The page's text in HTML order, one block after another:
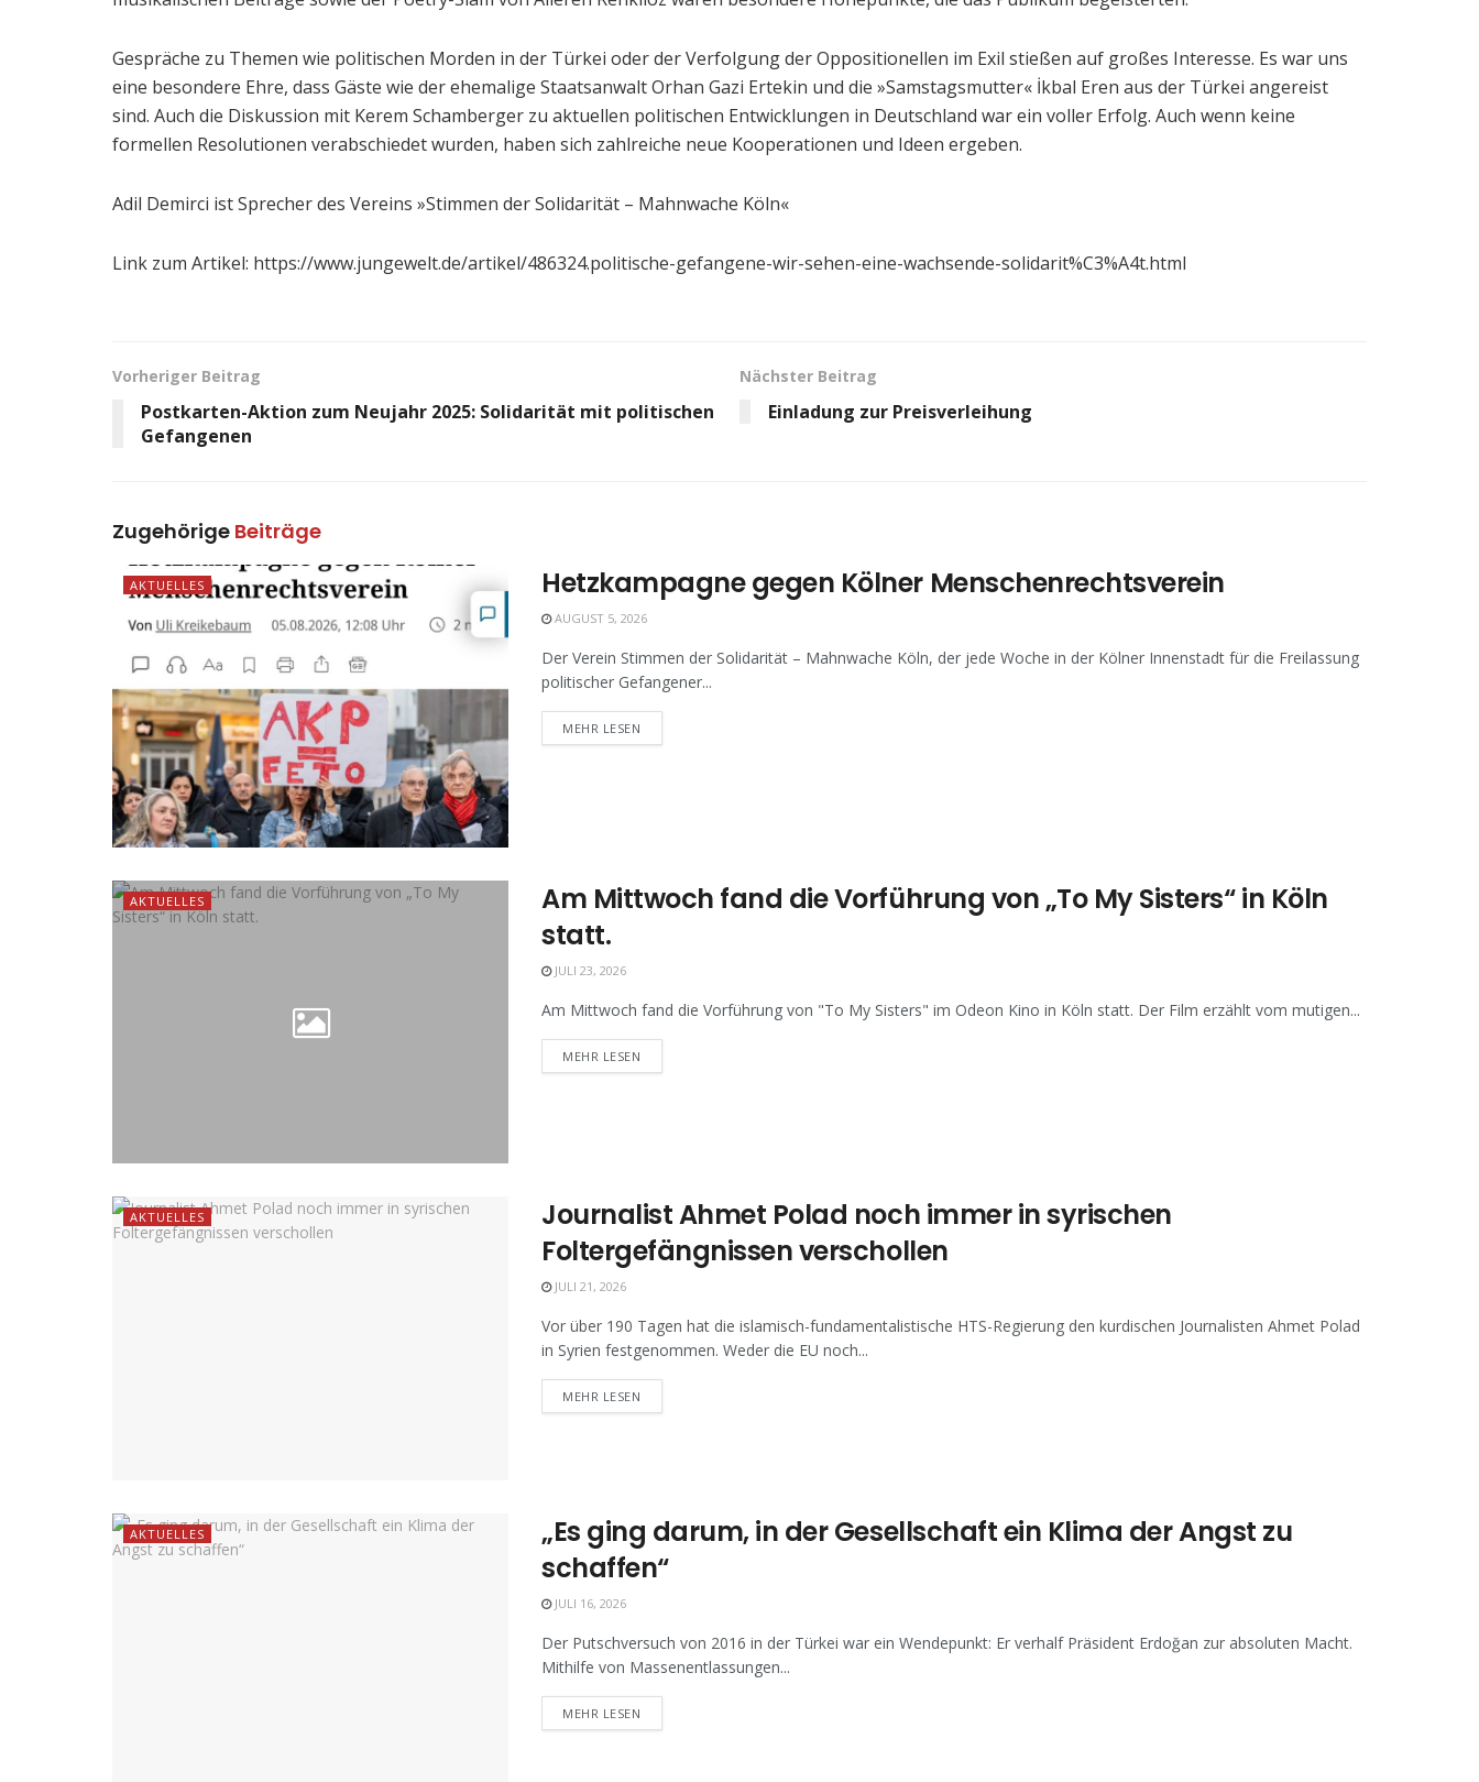
Gespräche zu Themen wie politischen Morden in der Türkei oder der Verfolgung der Oppositionellen im Exil stießen auf großes Interesse. Es war uns
eine besondere Ehre, dass Gäste wie der ehemalige Staatsanwalt Orhan Gazi Ertekin und die »Samstagsmutter« İkbal Eren aus der Türkei angereist
sind. Auch die Diskussion mit Kerem Schamberger zu aktuellen politischen Entwicklungen in Deutschland war ein voller Erfolg. Auch wenn keine
formellen Resolutionen verabschiedet wurden, haben sich zahlreiche neue Kooperationen und Ideen ergeben.
Adil Demirci ist Sprecher des ­Vereins »Stimmen der Solidarität – ­Mahnwache Köln«
Link zum Artikel: https://www.jungewelt.de/artikel/486324.politische-gefangene-wir-sehen-eine-wachsende-solidarit%C3%A4t.html
Vorheriger Beitrag
Postkarten-Aktion zum Neujahr 2025: Solidarität mit politischen
Gefangenen
Nächster Beitrag
Einladung zur Preisverleihung
Zugehörige Beiträge
AKTUELLES Hetzkampagne gegen Kölner Menschenrechtsverein
AUGUST 5, 2026
Der Verein Stimmen der Solidarität – Mahnwache Köln, der jede Woche in der Kölner Innenstadt für die Freilassung
politischer Gefangener...
MEHR LESEN
AKTUELLES
Am Mittwoch fand die Vorführung von „To My Sisters“ in Köln
statt.
JULI 23, 2026
Am Mittwoch fand die Vorführung von "To My Sisters" im Odeon Kino in Köln statt. Der Film erzählt vom mutigen...
MEHR LESEN
AKTUELLES
Journalist Ahmet Polad noch immer in syrischen
Foltergefängnissen verschollen
JULI 21, 2026
Vor über 190 Tagen hat die islamisch-fundamentalistische HTS-Regierung den kurdischen Journalisten Ahmet Polad
in Syrien festgenommen. Weder die EU noch...
MEHR LESEN
AKTUELLES
„Es ging darum, in der Gesellschaft ein Klima der Angst zu
schaffen“
JULI 16, 2026
Der Putschversuch von 2016 in der Türkei war ein Wendepunkt: Er verhalf Präsident Erdoğan zur absoluten Macht.
Mithilfe von Massenentlassungen...
MEHR LESEN